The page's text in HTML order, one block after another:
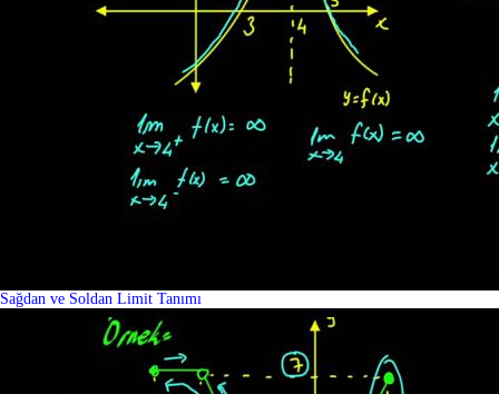
Sağdan ve Soldan Limit Tanımı